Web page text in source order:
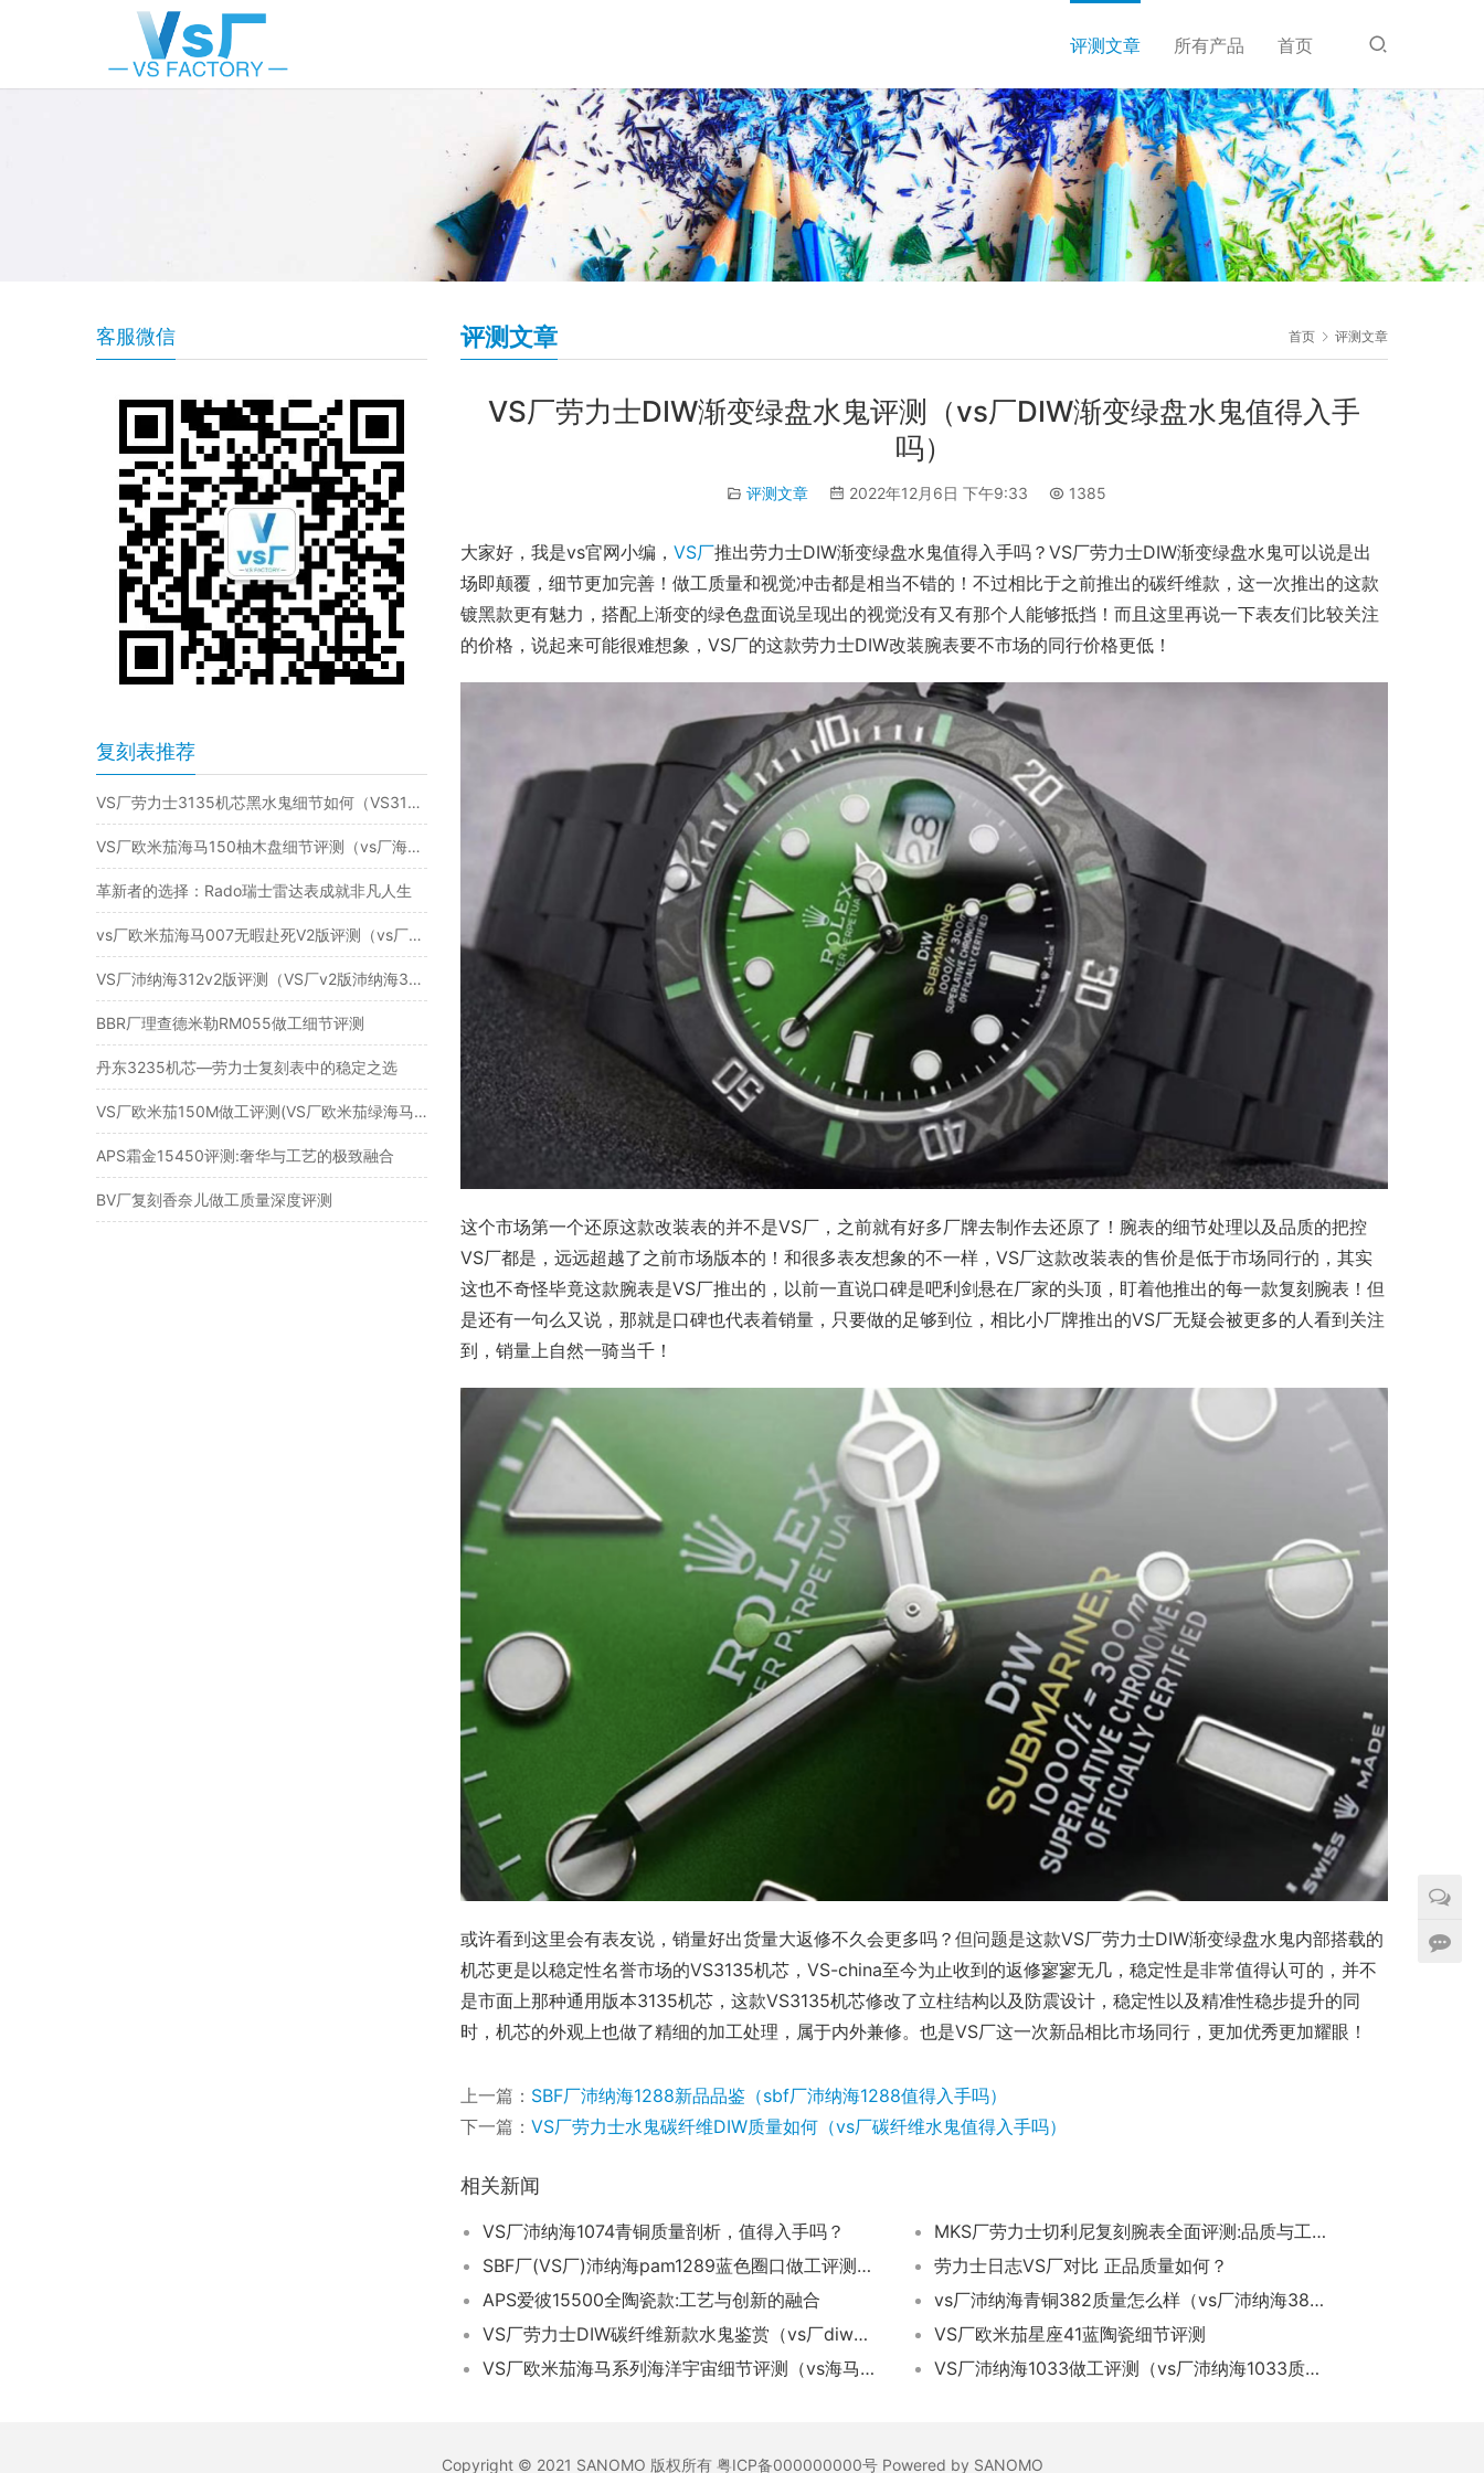
评测文章 所有产品 首页
首页 评测文章
评测文章
VS厂劳力士DIW渐变绿盘水鬼评测（vs厂DIW渐变绿盘水鬼值得入手
吗）
评测文章 2022年12月6日 下午9:33 1385
大家好，我是vs官网小编， VS厂推出劳力士DIW渐变绿盘水鬼值得入手吗？VS厂劳力士DIW渐变绿盘水鬼可以说是出
场即颠覆，细节更加完善！做工质量和视觉冲击都是相当不错的！不过相比于之前推出的碳纤维款，这一次推出的这款
镀黑款更有魅力，搭配上渐变的绿色盘面说呈现出的视觉没有又有那个人能够抵挡！而且这里再说一下表友们比较关注
的价格，说起来可能很难想象，VS厂的这款劳力士DIW改装腕表要不市场的同行价格更低！
这个市场第一个还原这款改装表的并不是VS厂，之前就有好多厂牌去制作去还原了！腕表的细节处理以及品质的把控
VS厂都是，远远超越了之前市场版本的！和很多表友想象的不一样，VS厂这款改装表的售价是低于市场同行的，其实
这也不奇怪毕竟这款腕表是VS厂推出的，以前一直说口碑是吧利剑悬在厂家的头顶，盯着他推出的每一款复刻腕表！但
是还有一句么又说，那就是口碑也代表着销量，只要做的足够到位，相比小厂牌推出的VS厂无疑会被更多的人看到关注
到，销量上自然一骑当千！
或许看到这里会有表友说，销量好出货量大返修不久会更多吗？但问题是这款VS厂劳力士DIW渐变绿盘水鬼内部搭载的
机芯更是以稳定性名誉市场的VS3135机芯，VS-china至今为止收到的返修寥寥无几，稳定性是非常值得认可的，并不
是市面上那种通用版本3135机芯，这款VS3135机芯修改了立柱结构以及防震设计，稳定性以及精准性稳步提升的同
时，机芯的外观上也做了精细的加工处理，属于内外兼修。也是VS厂这一次新品相比市场同行，更加优秀更加耀眼！
上一篇： SBF厂沛纳海1288新品品鉴（sbf厂沛纳海1288值得入手吗）
下一篇： VS厂劳力士水鬼碳纤维DIW质量如何（vs厂碳纤维水鬼值得入手吗）
相关新闻
VS厂沛纳海1074青铜质量剖析，值得入手吗？
MKS厂劳力士切利尼复刻腕表全面评测:品质与工艺的完美呈现​
SBF厂(VS厂)沛纳海pam1289蓝色圈口做工评测（sbf厂沛纳海1289怎么样）
劳力士日志VS厂对比 正品质量如何？
APS爱彼15500全陶瓷款:工艺与创新的融合​
vs厂沛纳海青铜382质量怎么样（vs厂沛纳海382细节有破绽吗）
VS厂劳力士DIW碳纤维新款水鬼鉴赏（vs厂diw碳纤维三款水鬼怎么样）
VS厂欧米茄星座41蓝陶瓷细节评测
VS厂欧米茄海马系列海洋宇宙细节评测（vs海马600美好星球怎么样）
VS厂沛纳海1033做工评测（vs厂沛纳海1033质量怎么样）
客服微信
复刻表推荐
VS厂劳力士3135机芯黑水鬼细节如何（VS3135机黑水鬼值得入手吗）
VS厂欧米茄海马150柚木盘细节评测（vs厂海马150柚木盘值不值得入手）
革新者的选择：Rado瑞士雷达表成就非凡人生
vs厂欧米茄海马007无暇赴死V2版评测（vs厂海马007无暇赴死值得入手吗）
VS厂沛纳海312v2版评测（VS厂v2版沛纳海312升级了哪里）
BBR厂理查德米勒RM055做工细节评测
丹东3235机芯—劳力士复刻表中的稳定之选
VS厂欧米茄150M做工评测(VS厂欧米茄绿海马值得入手吗)
APS霜金15450评测:奢华与工艺的极致融合​
BV厂复刻香奈儿做工质量深度评测
Copyright © 2021 SANOMO 版权所有 粤ICP备000000000号 Powered by SANOMO